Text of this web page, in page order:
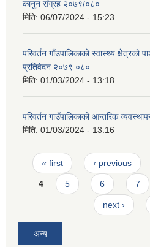
कानुन संग्रह २०७९/०८०
मिति: 06/07/2024 - 15:23
परिवर्तन गाँउपालिकाको स्वास्थ्य क्षेत्रको
प्रतिवेदन २०७९ ०८०
मिति: 01/03/2024 - 13:18
परिवर्तन गाउँपालिकाको आन्तरिक
मिति: 01/03/2024 - 13:16
Pages
« first ‹ previous
4 5 6 7
next ›
अन्य